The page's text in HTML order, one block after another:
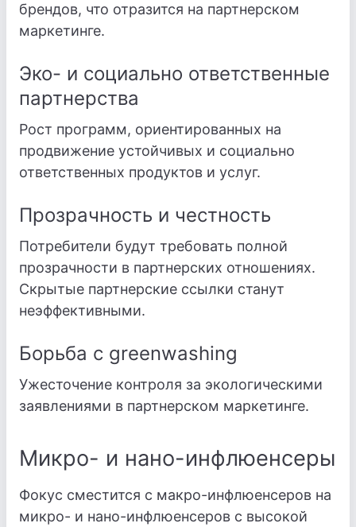
брендов, что отразится на партнерском
маркетинге.
Эко- и социально ответственные
партнерства
Рост программ, ориентированных на
продвижение устойчивых и социально
ответственных продуктов и услуг.
Прозрачность и честность
Потребители будут требовать полной
прозрачности в партнерских отношениях.
Скрытые партнерские ссылки станут
неэффективными.
Борьба с greenwashing
Ужесточение контроля за экологическими
заявлениями в партнерском маркетинге.
Микро- и нано-инфлюенсеры
Фокус сместится с макро-инфлюенсеров на
микро- и нано-инфлюенсеров с высокой